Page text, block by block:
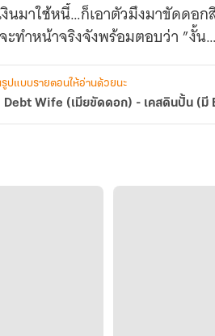
งินมาใช้หนี้…ก็เอาตัวมึงมาขัดดอ
ะทำหน้าจริงจังพร้อมตอบว่า ”งั้
รูปแบบรายตอนให้อ่านด้วยนะ
Debt Wife (เมียขัดดอก) - เคสดินปั้น (มี